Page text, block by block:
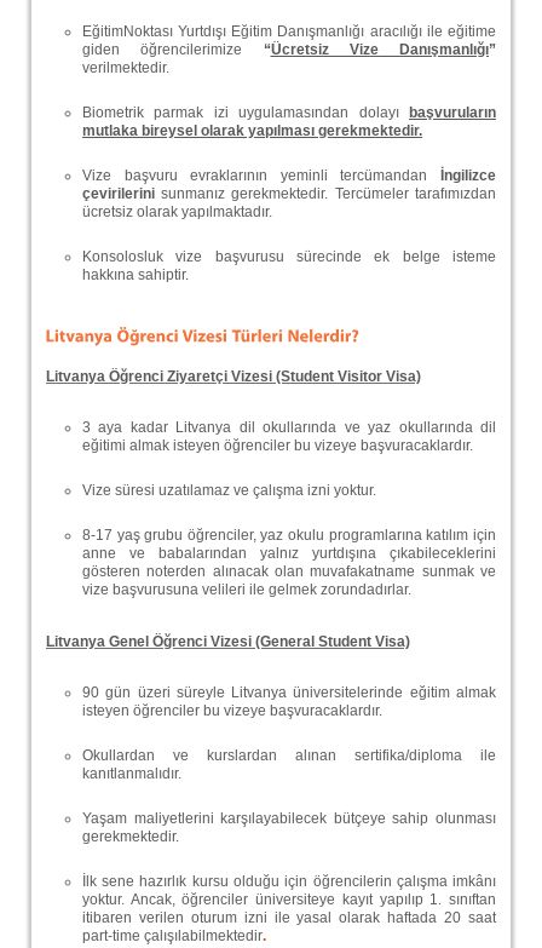
EğitimNoktası Yurtdışı Eğitim Danışmanlığı aracılığı ile eğitime
giden öğrencilerimize
“Ücretsiz Vize Danışmanlığı”
verilmektedir.
Biometrik parmak izi uygulamasından dolayı
başvuruların
mutlaka bireysel olarak yapılması gerekmektedir.
Vize başvuru evraklarının yeminli tercümandan
İngilizce
çevirilerinisunmanız gerekmektedir. Tercümeler tarafımızdan
ücretsiz olarak yapılmaktadır.
Konsolosluk vize başvurusu sürecinde ek belge isteme
hakkına sahiptir.
Litvanya Öğrenci Ziyaretçi Vizesi (Student Visitor Visa)
3 aya kadar Litvanya dil okullarında ve yaz okullarında dil
eğitimi almak isteyen öğrenciler bu vizeye başvuracaklardır.
Vize süresi uzatılamaz ve çalışma izni yoktur.
8-17 yaş grubu öğrenciler, yaz okulu programlarına katılım için
anne ve babalarından yalnız yurtdışına çıkabileceklerini
gösteren noterden alınacak olan muvafakatname sunmak ve
vize başvurusuna velileri ile gelmek zorundadırlar.
Litvanya Genel Öğrenci Vizesi (General Student Visa)
90 gün üzeri süreyle Litvanya üniversitelerinde eğitim almak
isteyen öğrenciler bu vizeye başvuracaklardır.
Okullardan ve kurslardan alınan sertifika/diploma ile
kanıtlanmalıdır.
Yaşam maliyetlerini karşılayabilecek bütçeye sahip olunması
gerekmektedir.
İlk sene hazırlık kursu olduğu için öğrencilerin çalışma imkânı
yoktur. Ancak, öğrenciler üniversiteye kayıt yapılıp 1. sınıftan
itibaren verilen oturum izni ile yasal olarak haftada 20 saat
part-time çalışılabilmektedir.